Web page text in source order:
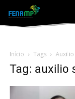
Início Tags
Tag: auxilio